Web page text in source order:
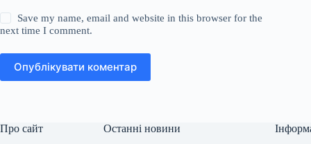
Save my name, email and website in this browser for the
next time I comment.
Опублікувати коментар
Про сайт Останні новини